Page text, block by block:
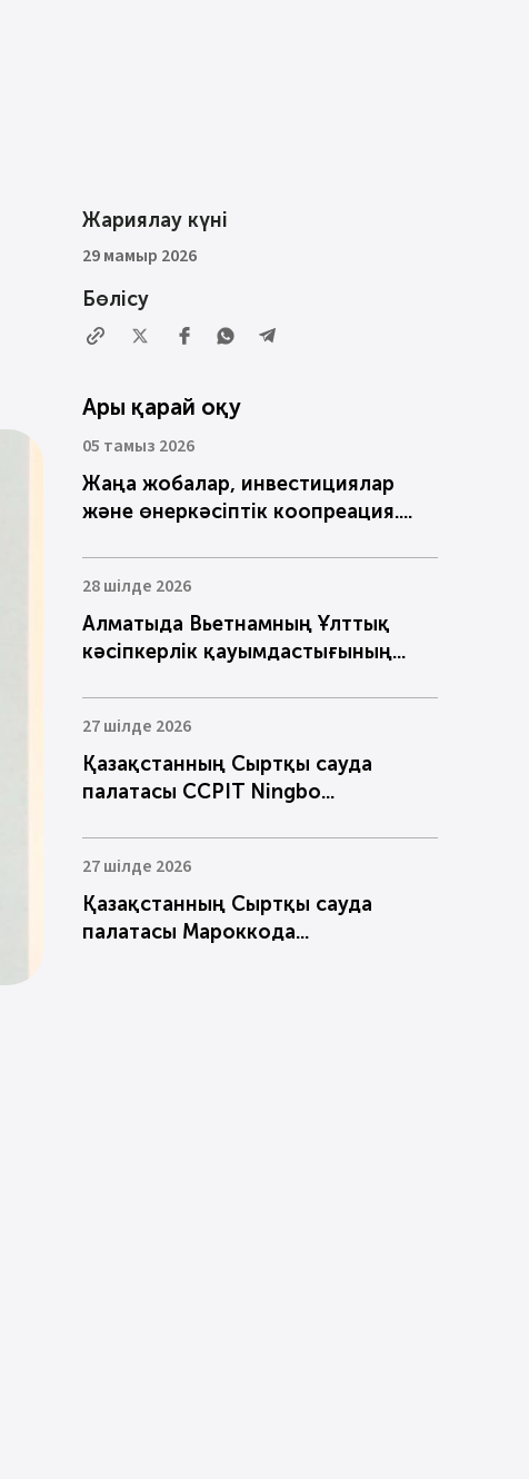
Жариялау күні
29 мамыр 2026
Бөлісу
Ары қарай оқу
05 тамыз 2026
Жаңа жобалар, инвестициялар
және өнеркәсіптік коопреация....
28 шілде 2026
Алматыда Вьетнамның Ұлттық
кәсіпкерлік қауымдастығының...
27 шілде 2026
Қазақстанның Сыртқы сауда
палатасы CCPIT Ningbo...
27 шілде 2026
Қазақстанның Сыртқы сауда
палатасы Мароккода...